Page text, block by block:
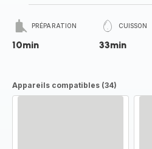
PRÉPARATION
10min
CUISSON
33min
Appareils compatibles (34)